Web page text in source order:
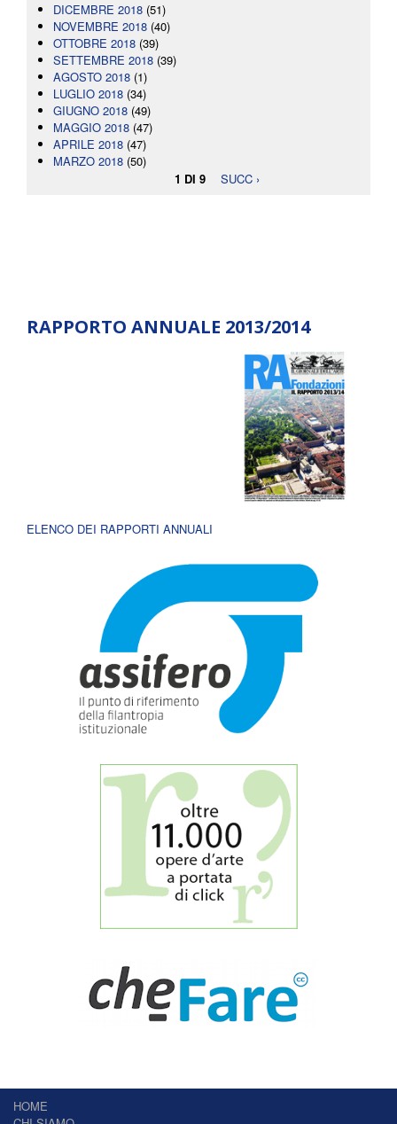
DICEMBRE 2018 (51)
NOVEMBRE 2018 (40)
OTTOBRE 2018 (39)
SETTEMBRE 2018 (39)
AGOSTO 2018 (1)
LUGLIO 2018 (34)
GIUGNO 2018 (49)
MAGGIO 2018 (47)
APRILE 2018 (47)
MARZO 2018 (50)
1 DI 9
SUCC ›
RAPPORTO ANNUALE 2013/2014
ELENCO DEI RAPPORTI ANNUALI
HOME